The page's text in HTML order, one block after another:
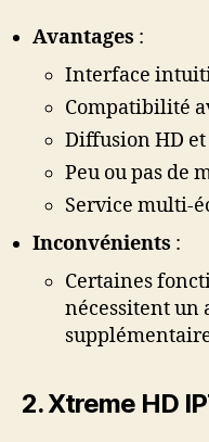
Avantages :
Interface
Compatibilité
Diffusion HD et
Peu ou pas de
Service multi-
Inconvénients :
Certaines
nécessitent un
2.Xtreme HD